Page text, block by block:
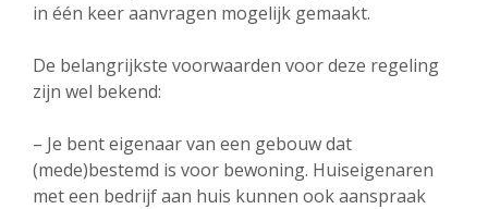
in één keer aanvragen mogelijk gemaakt.
De belangrijkste voorwaarden voor deze regeling
zijn wel bekend:
– Je bent eigenaar van een gebouw dat
(mede)bestemd is voor bewoning. Huiseigenaren
met een bedrijf aan huis kunnen ook aanspraak